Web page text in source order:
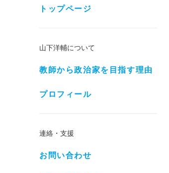
トップページ
山下洋輔について
教師から政治家を目指す理由
プロフィール
連絡・支援
お問い合わせ